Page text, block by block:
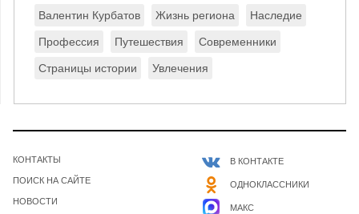
Валентин Курбатов Жизнь региона Наследие
Профессия Путешествия Современники
Страницы истории Увлечения
КОНТАКТЫ
ПОИСК НА САЙТЕ
НОВОСТИ
В КОНТАКТЕ
ОДНОКЛАССНИКИ
МАКС